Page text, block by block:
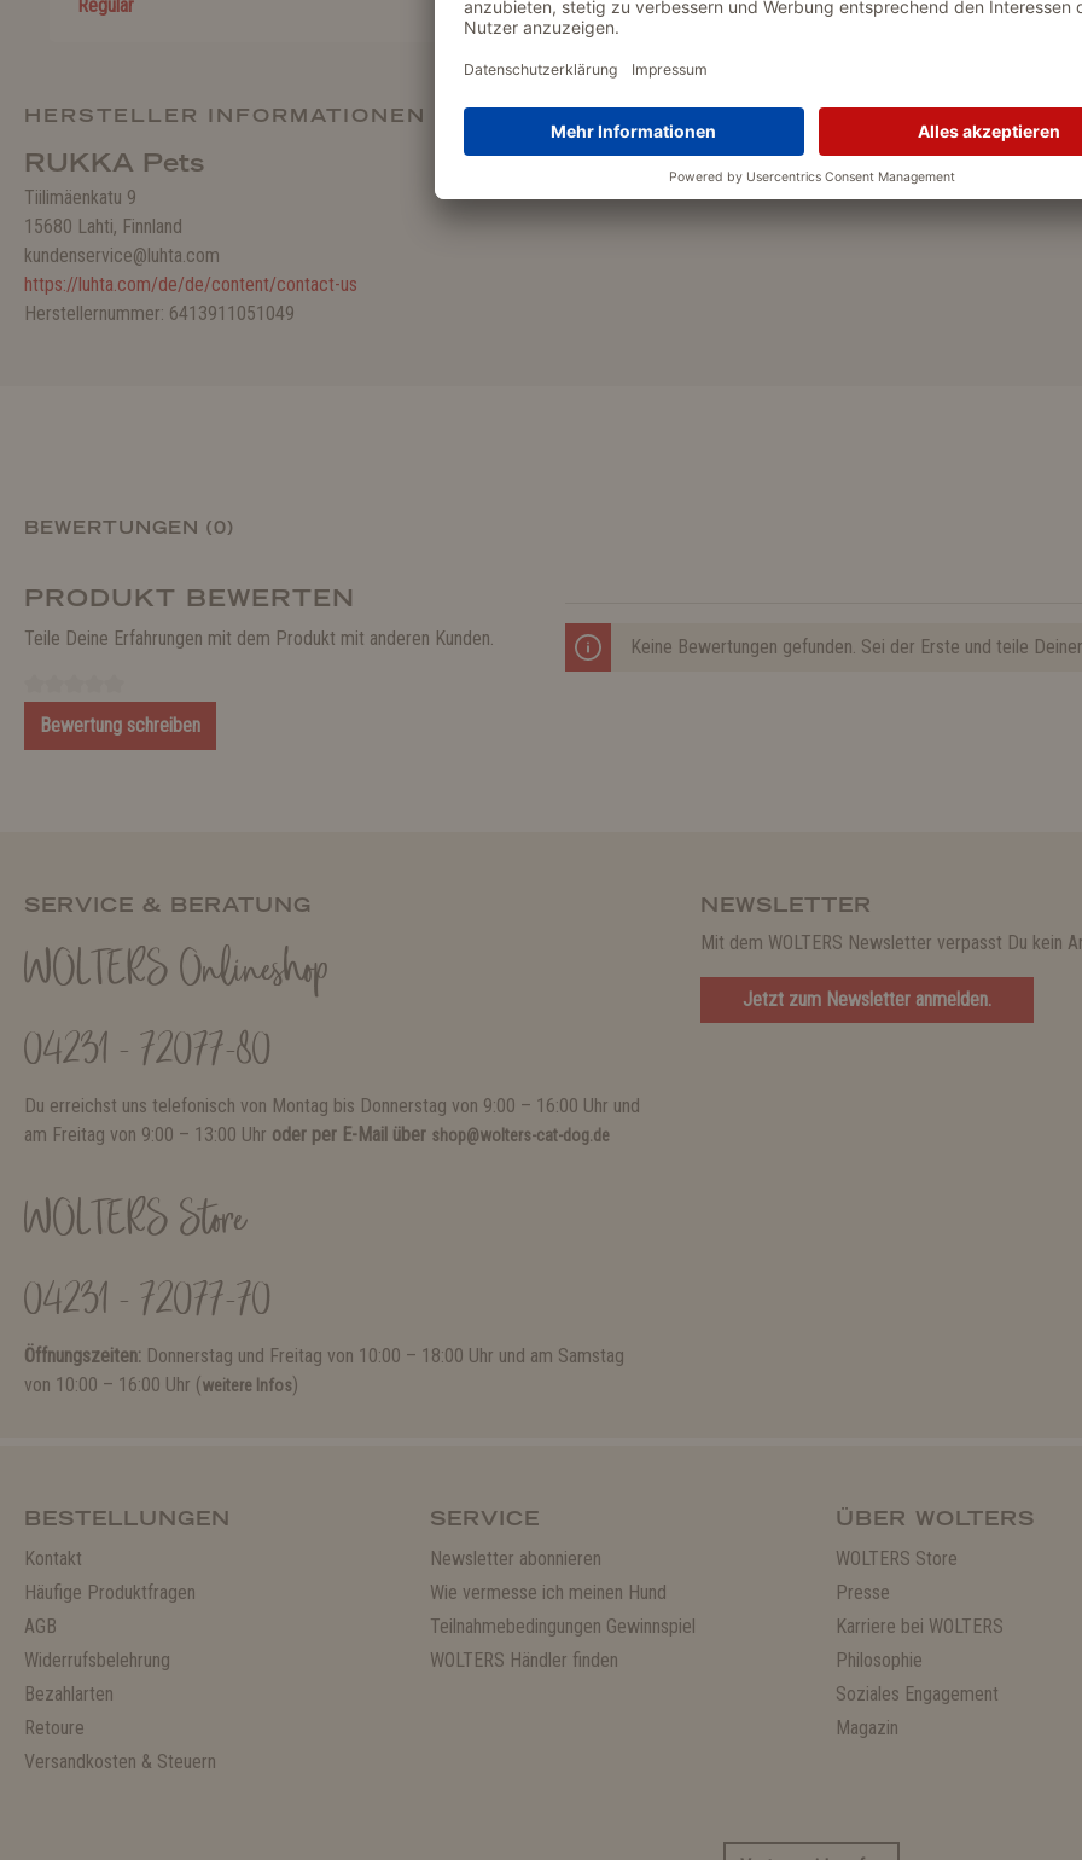
Regulär
HERSTELLER INFORMATIONEN
RUKKA Pets
Tiilimäenkatu 9
15680 Lahti, Finnland
kundenservice@luhta.com
https://luhta.com/de/de/content/contact-us
Herstellernummer: 6413911051049
BEWERTUNGEN (0)
PRODUKT BEWERTEN
Teile Deine Erfahrungen mit dem Produkt mit anderen Kunden.
Bewertung schreiben
Keine Bewertungen gefunden. Sei der Erste und teile
SERVICE & BERATUNG
WOLTERS Onlineshop
04231 - 72077-80
Du erreichst uns telefonisch von Montag bis Donnerstag von 9:00 – 16:00 Uhr und
am Freitag von 9:00 – 13:00 Uhr oder per E-Mail über shop@wolters-cat-dog.de
WOLTERS Store
04231 - 72077-70
Öffnungszeiten: Donnerstag und Freitag von 10:00 – 18:00 Uhr und am Samstag
von 10:00 – 16:00 Uhr (weitere Infos)
NEWSLETTER
Mit dem WOLTERS Newsletter verpasst Du kein
Jetzt zum Newsletter anmelden.
BESTELLUNGEN
Kontakt
Häufige Produktfragen
AGB
Widerrufsbelehrung
Bezahlarten
Retoure
Versandkosten & Steuern
SERVICE
Newsletter abonnieren
Wie vermesse ich meinen Hund
Teilnahmebedingungen Gewinnspiel
WOLTERS Händler finden
ÜBER WOLTERS
WOLTERS Store
Presse
Karriere bei WOLTERS
Philosophie
Soziales Engagement
Magazin